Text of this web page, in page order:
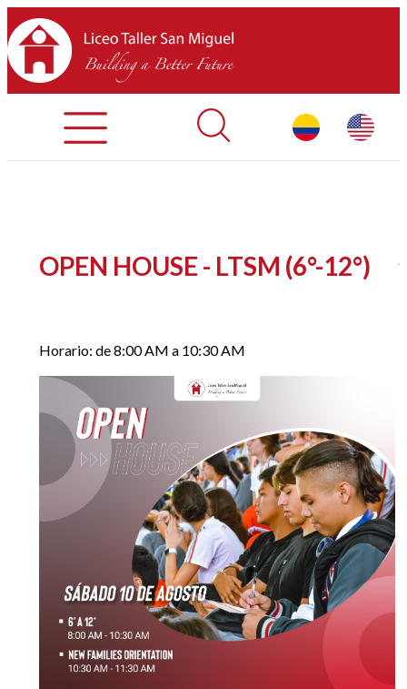
INICIO
EQUIPO
OPEN HOUSE - LTSM (6°-12°)
Horario: de 8:00 AM a 10:30 AM